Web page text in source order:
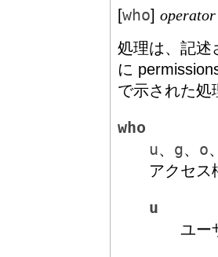
[who] operator
処理は、記述
に
で示された処
who
u、 g、 o
アクセス
u
ユー